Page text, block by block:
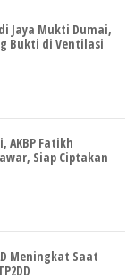
Jaya Mukti Dumai,
Bukti di Ventilasi
AKBP Fatikh
Siap Ciptakan
Meningkat Saat